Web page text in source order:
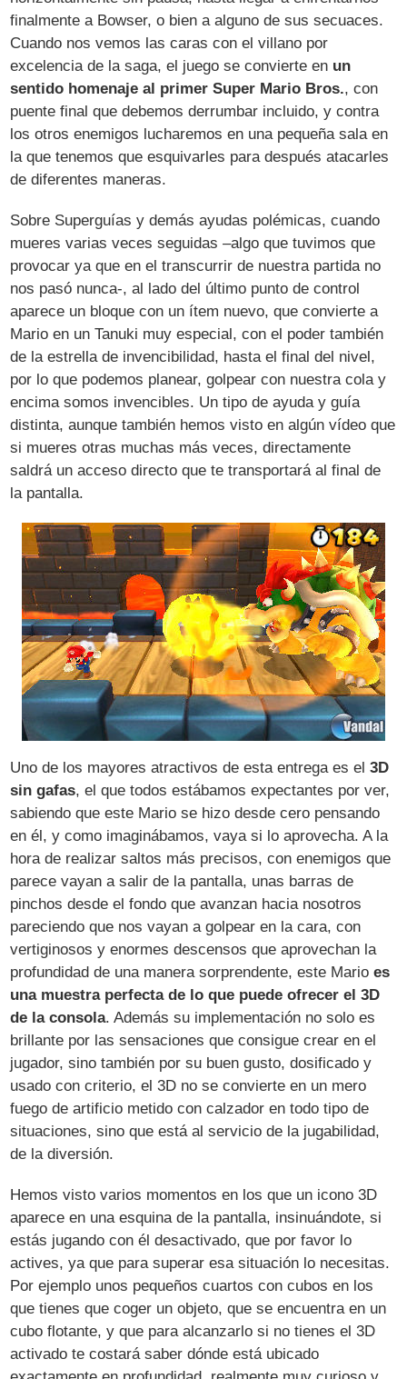
finalmente a Bowser, o bien a alguno de sus secuaces.
Cuando nos vemos las caras con el villano por
excelencia de la saga, el juego se convierte en un
sentido homenaje al primer Super Mario Bros., con
puente final que debemos derrumbar incluido, y contra
los otros enemigos lucharemos en una pequeña sala en
la que tenemos que esquivarles para después atacarles
de diferentes maneras.
Sobre Superguías y demás ayudas polémicas, cuando
mueres varias veces seguidas –algo que tuvimos que
provocar ya que en el transcurrir de nuestra partida no
nos pasó nunca-, al lado del último punto de control
aparece un bloque con un ítem nuevo, que convierte a
Mario en un Tanuki muy especial, con el poder también
de la estrella de invencibilidad, hasta el final del nivel,
por lo que podemos planear, golpear con nuestra cola y
encima somos invencibles. Un tipo de ayuda y guía
distinta, aunque también hemos visto en algún vídeo que
si mueres otras muchas más veces, directamente
saldrá un acceso directo que te transportará al final de
la pantalla.
Uno de los mayores atractivos de esta entrega es el3D
sin gafas, el que todos estábamos expectantes por ver,
sabiendo que este Mario se hizo desde cero pensando
en él, y como imaginábamos, vaya si lo aprovecha. A la
hora de realizar saltos más precisos, con enemigos que
parece vayan a salir de la pantalla, unas barras de
pinchos desde el fondo que avanzan hacia nosotros
pareciendo que nos vayan a golpear en la cara, con
vertiginosos y enormes descensos que aprovechan la
profundidad de una manera sorprendente, este Marioes
una muestra perfecta de lo que puede ofrecer el 3D
de la consola. Además su implementación no solo es
brillante por las sensaciones que consigue crear en el
jugador, sino también por su buen gusto, dosificado y
usado con criterio, el 3D no se convierte en un mero
fuego de artificio metido con calzador en todo tipo de
situaciones, sino que está al servicio de la jugabilidad,
de la diversión.
Hemos visto varios momentos en los que un icono 3D
aparece en una esquina de la pantalla, insinuándote, si
estás jugando con él desactivado, que por favor lo
actives, ya que para superar esa situación lo necesitas.
Por ejemplo unos pequeños cuartos con cubos en los
que tienes que coger un objeto, que se encuentra en un
cubo flotante, y que para alcanzarlo si no tienes el 3D
activado te costará saber dónde está ubicado